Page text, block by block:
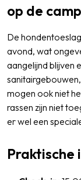
op de
De
avond, wat
aangelijnd blijven
mogen ook niet
rassen zijn niet
er wel een